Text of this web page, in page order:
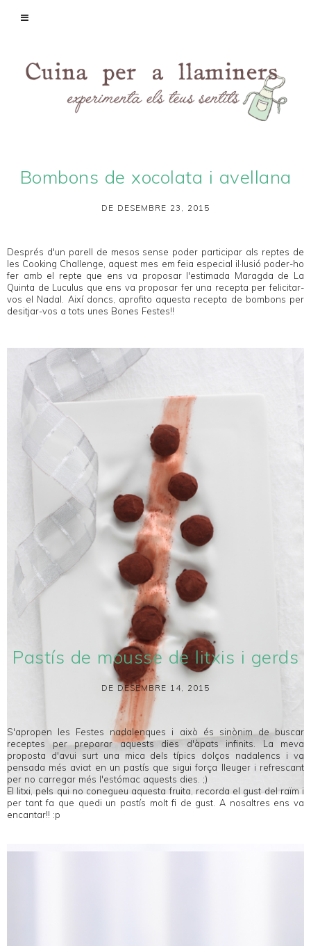
Bombons de xocolata i avellana
DE DESEMBRE 23, 2015
Després d'un parell de mesos sense poder participar als reptes de
les Cooking Challenge , aquest mes em feia especial il·lusió poder-ho
fer amb el repte que ens va proposar l'estimada Maragda de La
Quinta de Luculus que ens va proposar fer una recepta per felicitar-
vos el Nadal. Així doncs, aprofito aquesta recepta de bombons per
desitjar-vos a tots unes Bones Festes!!
Pastís de mousse de litxis i gerds
DE DESEMBRE 14, 2015
S'apropen les Festes nadalenques i això és sinònim de buscar
receptes per preparar aquests dies d'àpats infinits. La meva
proposta d'avui surt una mica dels típics dolços nadalencs i va
pensada més aviat en un pastís que sigui força lleuger i refrescant
per no carregar més l'estómac aquests dies. ;)
El litxi, pels qui no conegueu aquesta fruita, recorda el gust del raïm i
per tant fa que quedi un pastís molt fi de gust. A nosaltres ens va
encantar!! :p